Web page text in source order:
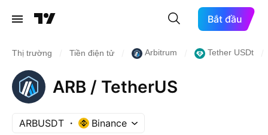
Bắt đầu
Thị trường Tiền điện tử Arbitrum Tether USDt
ARB / TetherUS
ARBUSDT Binance